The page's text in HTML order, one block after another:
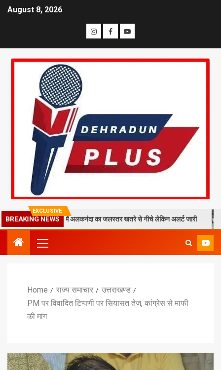
August 8, 2026
EXCLUSIVE
BREAKING NEWS
मलबा, श्रीनगर में अलकनंदा का जलस्तर खतरे से नीचे लेकिन अलर्ट जारी 26
Home राज्य समाचार
उत्तराखण्ड
PM पर विवादित टिप्पणी पर सियासत तेज, कांग्रेस से माफी
की मांग